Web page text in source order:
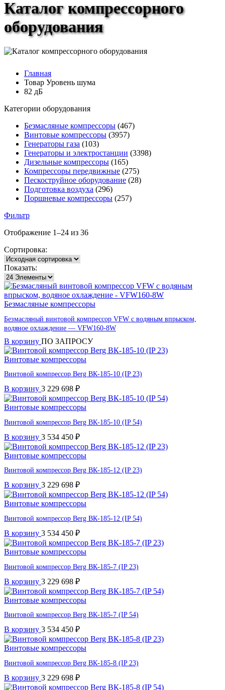
Каталог компрессорного
оборудования
Главная
Товар Уровень шума
82 дБ
Категории оборудования
Безмасляные компрессоры (467)
Винтовые компрессоры (3957)
Генераторы газа (103)
Генераторы и электростанции (3398)
Дизельные компрессоры (165)
Компрессоры передвижные (275)
Пескоструйное оборудование (28)
Подготовка воздуха (296)
Поршневые компрессоры (257)
Фильтр
Отображение 1–24 из 36
Сортировка:
Показать:
Безмасляные компрессоры
Безмасляный винтовой компрессор VFW с водяным впрыском,
водяное охлаждение — VFW160-8W
В корзину ПО ЗАПРОСУ
Винтовые компрессоры
Винтовой компрессор Berg ВК-185-10 (IP 23)
В корзину 3 229 698 ₽
Винтовые компрессоры
Винтовой компрессор Berg ВК-185-10 (IP 54)
В корзину 3 534 450 ₽
Винтовые компрессоры
Винтовой компрессор Berg ВК-185-12 (IP 23)
В корзину 3 229 698 ₽
Винтовые компрессоры
Винтовой компрессор Berg ВК-185-12 (IP 54)
В корзину 3 534 450 ₽
Винтовые компрессоры
Винтовой компрессор Berg ВК-185-7 (IP 23)
В корзину 3 229 698 ₽
Винтовые компрессоры
Винтовой компрессор Berg ВК-185-7 (IP 54)
В корзину 3 534 450 ₽
Винтовые компрессоры
Винтовой компрессор Berg ВК-185-8 (IP 23)
В корзину 3 229 698 ₽